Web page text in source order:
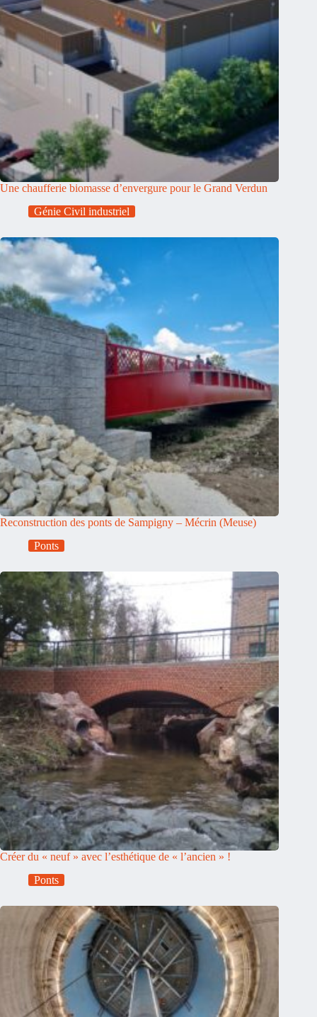
Une chaufferie biomasse d’envergure pour le Grand Verdun
Génie Civil industriel
Reconstruction des ponts de Sampigny – Mécrin (Meuse)
Ponts
Créer du « neuf » avec l’esthétique de « l’ancien » !
Ponts